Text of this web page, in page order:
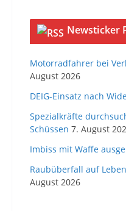
Newsticker
Motorradfahrer bei
August 2026
DEIG-Einsatz nach
Spezialkräfte
Schüssen 7. August
Imbiss mit Waffe
Raubüberfall auf
August 2026